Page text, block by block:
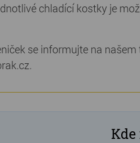
chladící kostky je
se informujte na